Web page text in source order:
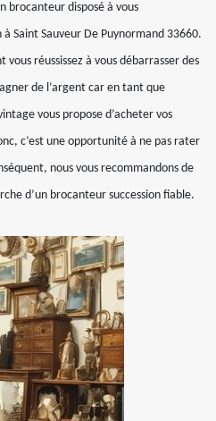
brocanteur disposé à vous
Saint Sauveur De Puynormand 33660.
réussissez à vous débarrasser des
de l’argent car en tant que
vous propose d’acheter vos
c’est une opportunité à ne pas rater
nous vous recommandons de
d’un brocanteur succession fiable.